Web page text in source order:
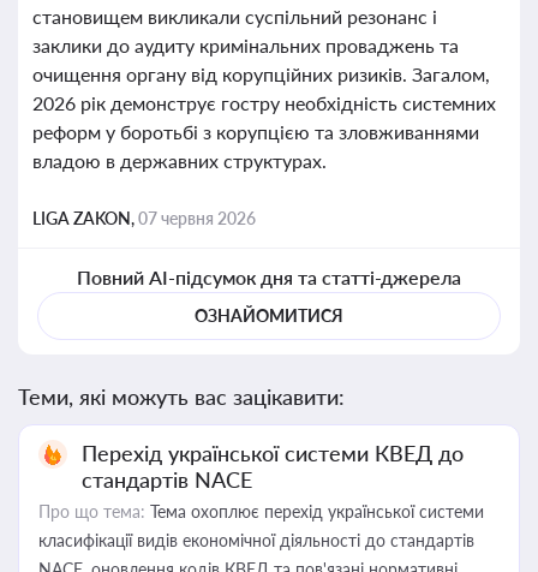
становищем викликали суспільний резонанс і
заклики до аудиту кримінальних проваджень та
очищення органу від корупційних ризиків. Загалом,
2026 рік демонструє гостру необхідність системних
реформ у боротьбі з корупцією та зловживаннями
владою в державних структурах.
LIGA ZAKON,07 червня 2026
Повний AI-підсумок дня та статті-джерела
ОЗНАЙОМИТИСЯ
Теми, які можуть вас зацікавити:
Перехід української системи КВЕД до
стандартів NACE
Про що тема: Тема охоплює перехід української системи
класифікації видів економічної діяльності до стандартів